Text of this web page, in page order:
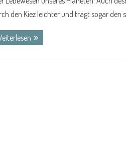
den Kiez leichter und trägt sogar den